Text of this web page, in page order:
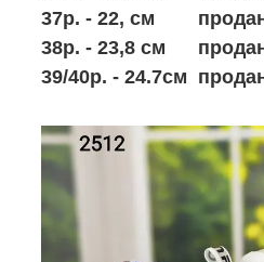
37р. - 22, см
38р. - 23,8 см
39/40р. - 24.7см